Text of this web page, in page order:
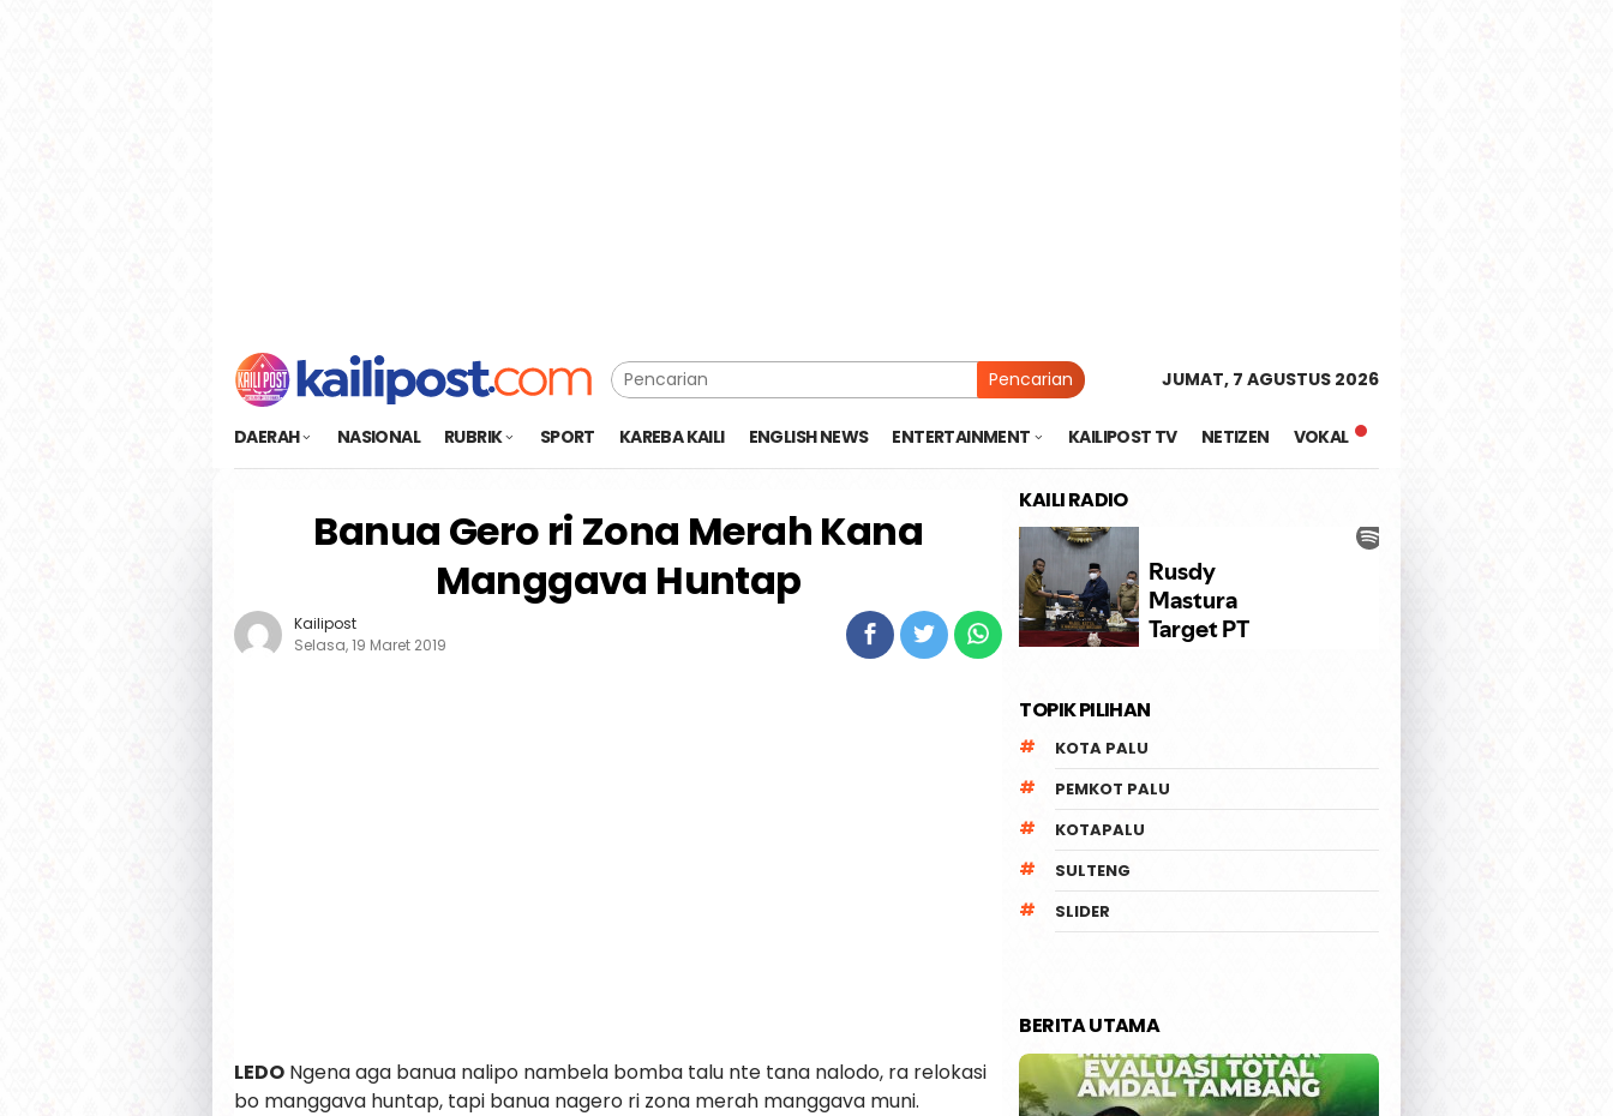
Pencarian JUMAT, 7 AGUSTUS 2026
DAERAH NASIONAL RUBRIK SPORT KAREBA KAILI ENGLISH NEWS ENTERTAINMENT KAILIPOST TV NETIZEN VOKAL
Banua Gero ri Zona Merah Kana
Manggava Huntap
Kailipost
Selasa, 19 Maret 2019
LEDO Ngena aga banua nalipo nambela bomba talu nte tana nalodo, ra relokasi
bo manggava huntap, tapi banua nagero ri zona merah manggava muni.
KAILI RADIO
TOPIK PILIHAN
KOTA PALU
PEMKOT PALU
KOTAPALU
SULTENG
SLIDER
BERITA UTAMA